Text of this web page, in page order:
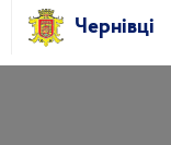
Чернівці